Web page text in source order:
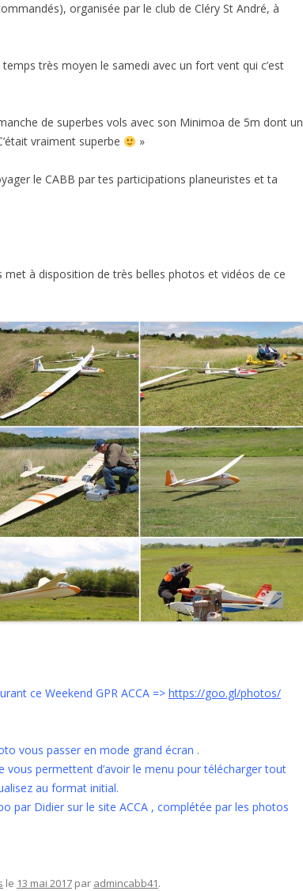
organisée par le club de Cléry St André, à
très moyen le samedi avec un fort vent qui c’est
de superbes vols avec son Minimoa de 5m dont un
vraiment superbe
»
le CABB par tes participations planeuristes et ta
met à disposition de très belles photos et vidéos de ce
ce Weekend GPR ACCA => https://goo.gl/photos/
vous passer en mode grand écran .
vous permettent d’avoir le menu pour télécharger tout
au format initial.
par Didier sur le site ACCA , complétée par les photos
le 13 mai 2017 par admincabb41.